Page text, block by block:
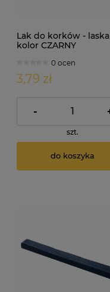
Lak do korków -
kolor CZARNY
0 ocen
3,79 zł
-
szt.
do koszyka